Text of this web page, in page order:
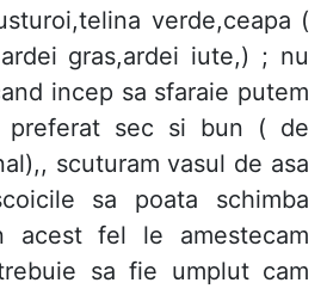
verde,ceapa (
gras,ardei iute,) ; nu
incep sa sfaraie putem
preferat sec si bun ( de
scuturam vasul de asa
sa poata schimba
acest fel le amestecam
sa fie umplut cam